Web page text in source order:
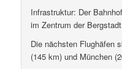
Infrastruktur: Der
im Zentrum der
Die nächsten Flughäfen
(145 km) und München